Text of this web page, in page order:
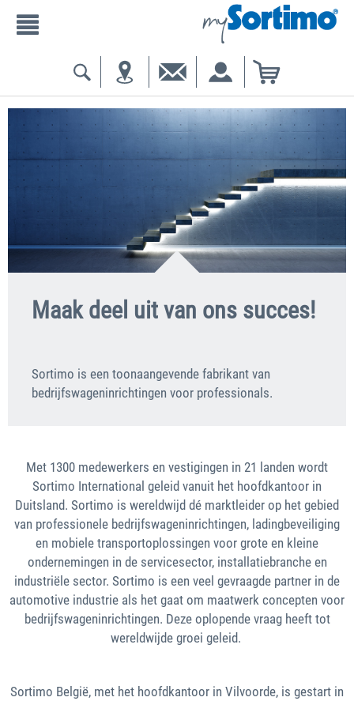
Maak deel uit van ons succes!
Sortimo is een toonaangevende fabrikant van
bedrijfswageninrichtingen voor professionals.
Met 1300 medewerkers en vestigingen in 21 landen wordt
Sortimo International geleid vanuit het hoofdkantoor in
Duitsland. Sortimo is wereldwijd dé marktleider op het gebied
van professionele bedrijfswageninrichtingen, ladingbeveiliging
en mobiele transportoplossingen voor grote en kleine
ondernemingen in de servicesector, installatiebranche en
industriële sector. Sortimo is een veel gevraagde partner in de
automotive industrie als het gaat om maatwerk concepten voor
bedrijfswageninrichtingen. Deze oplopende vraag heeft tot
wereldwijde groei geleid.
Sortimo België, met het hoofdkantoor in Vilvoorde, is gestart in